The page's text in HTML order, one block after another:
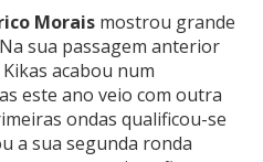
Morais mostrou grande
sua passagem anterior
acabou num
este ano veio com outra
ondas qualificou-se
a sua segunda ronda